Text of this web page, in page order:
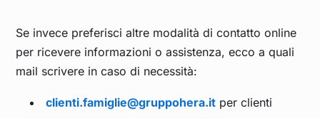
Se invece preferisci altre modalità di contatto online
per ricevere informazioni o assistenza, ecco a quali
mail scrivere in caso di necessità:
clienti.famiglie@gruppohera.it per clienti